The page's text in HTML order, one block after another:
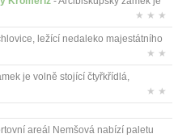
★ ★ ★
ležící nedaleko majestátního
★ ★
je volně stojící čtyřkřídlá,
★ ★
areál Nemšová nabízí paletu